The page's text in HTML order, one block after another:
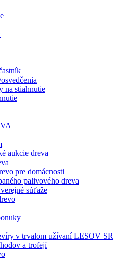
na stiahnutie
aukcie dreva
pre domácnosti
palivového dreva
súťaže
v trvalom užívaní LESOV SR
a trofejí